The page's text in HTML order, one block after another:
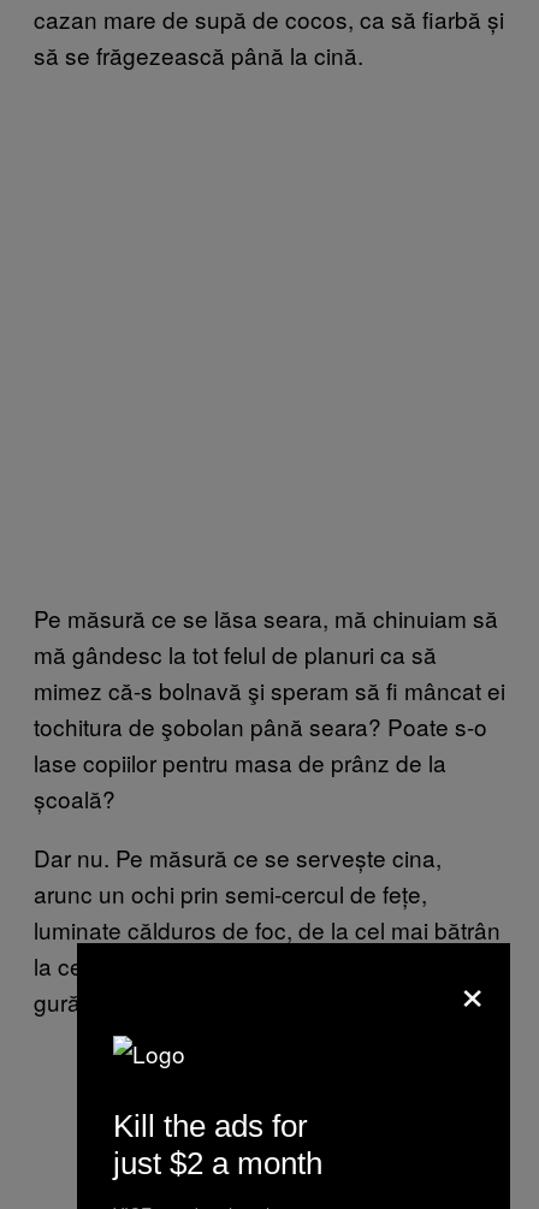
cazan mare de supă de cocos, ca să fiarbă și
să se frăgezească până la cină.
Pe măsură ce se lăsa seara, mă chinuiam să
mă gândesc la tot felul de planuri ca să
mimez că-s bolnavă şi speram să fi mâncat ei
tochitura de şobolan până seara? Poate s-o
lase copiilor pentru masa de prânz de la
școală?
Dar nu. Pe măsură ce se servește cina,
arunc un ochi prin semi-cercul de fețe,
luminate călduros de foc, de la cel mai bătrân
la cel mai tânăr, cum înfulecau gură după
gură, copleșiți de încântare.
×
Kill the ads for
just $2 a month